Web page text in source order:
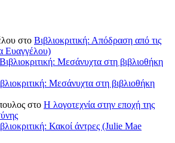
στο Βιβλιοκριτική: Απόδραση από τις
Ευαγγέλου)
Βιβλιοκριτική: Μεσάνυχτα στη βιβλιοθήκη
Μεσάνυχτα στη βιβλιοθήκη
στο Η λογοτεχνία στην εποχή της
Κακοί άντρες (Julie Mae